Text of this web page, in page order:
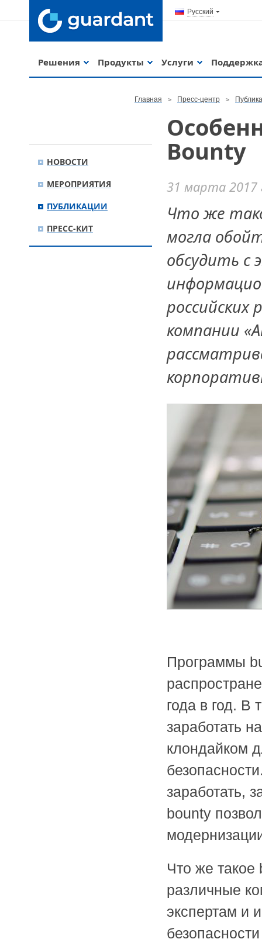
Русский
Решения Продукты Услуги
Главная Пресс-центр
Bounty
31 марта 2017
Что же
могла
обсудить с
компании
Программы
года в год. В
заработать
клондайком
заработать,
bounty
Что же такое
различные
экспертам и
НОВОСТИ
МЕРОПРИЯТИЯ
ПУБЛИКАЦИИ
ПРЕСС-КИТ